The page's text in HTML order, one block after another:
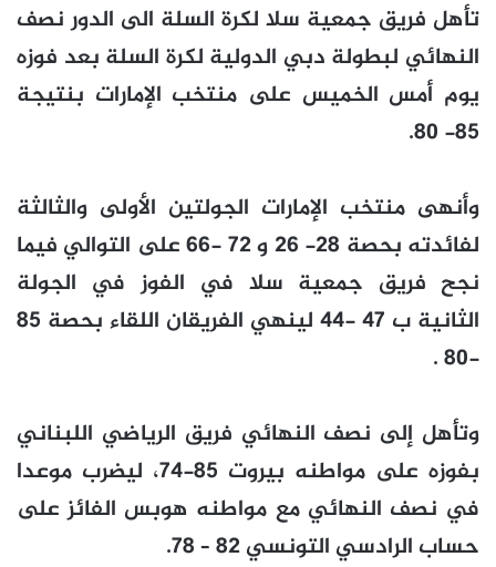
تأهل فريق جمعية سلا لكرة السلة الى الدور نصف
النهائي لبطولة دبي الدولية لكرة السلة بعد فوزه
يوم أمس الخميس على منتخب الإمارات بنتيجة
85- 80.
وأنهى منتخب الإمارات الجولتين الأولى والثالثة
لفائدته بحصة 28- 26 و 72 -66 على التوالي فيما
نجح فريق جمعية سلا في الفوز في الجولة
الثانية ب 47 -44 لينهي الفريقان اللقاء بحصة 85
-80 .
وتأهل إلى نصف النهائي فريق الرياضي اللبناني
بفوزه على مواطنه بيروت 85-74، ليضرب موعدا
في نصف النهائي مع مواطنه هوبس الفائز على
حساب الرادسي التونسي 82 – 78.